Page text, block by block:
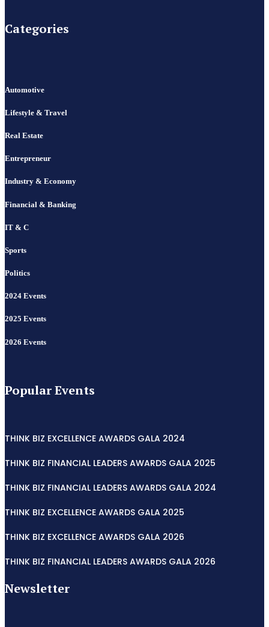
Categories
Automotive
Lifestyle & Travel
Real Estate
Entrepreneur
Industry & Economy
Financial & Banking
IT & C
Sports
Politics
2024 Events
2025 Events
2026 Events
Popular Events
THINK BIZ EXCELLENCE AWARDS GALA 2024
THINK BIZ FINANCIAL LEADERS AWARDS GALA 2025
THINK BIZ FINANCIAL LEADERS AWARDS GALA 2024
THINK BIZ EXCELLENCE AWARDS GALA 2025
THINK BIZ EXCELLENCE AWARDS GALA 2026
THINK BIZ FINANCIAL LEADERS AWARDS GALA 2026
Newsletter